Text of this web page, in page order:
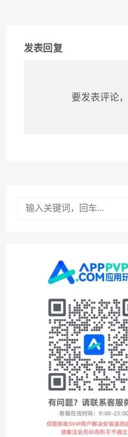
发表回复
要发表评论